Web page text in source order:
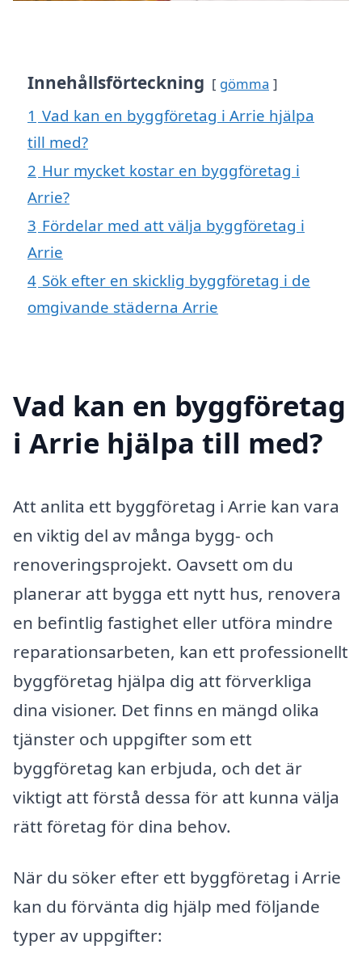
Innehållsförteckning gömma
1 Vad kan en byggföretag i Arrie hjälpa
till med?
2 Hur mycket kostar en byggföretag i
Arrie?
3 Fördelar med att välja byggföretag i
Arrie
4 Sök efter en skicklig byggföretag i de
omgivande städerna Arrie
Vad kan en byggföretag
i Arrie hjälpa till med?
Att anlita ett byggföretag i Arrie kan vara
en viktig del av många bygg- och
renoveringsprojekt. Oavsett om du
planerar att bygga ett nytt hus, renovera
en befintlig fastighet eller utföra mindre
reparationsarbeten, kan ett professionellt
byggföretag hjälpa dig att förverkliga
dina visioner. Det finns en mängd olika
tjänster och uppgifter som ett
byggföretag kan erbjuda, och det är
viktigt att förstå dessa för att kunna välja
rätt företag för dina behov.
När du söker efter ett byggföretag i Arrie
kan du förvänta dig hjälp med följande
typer av uppgifter: